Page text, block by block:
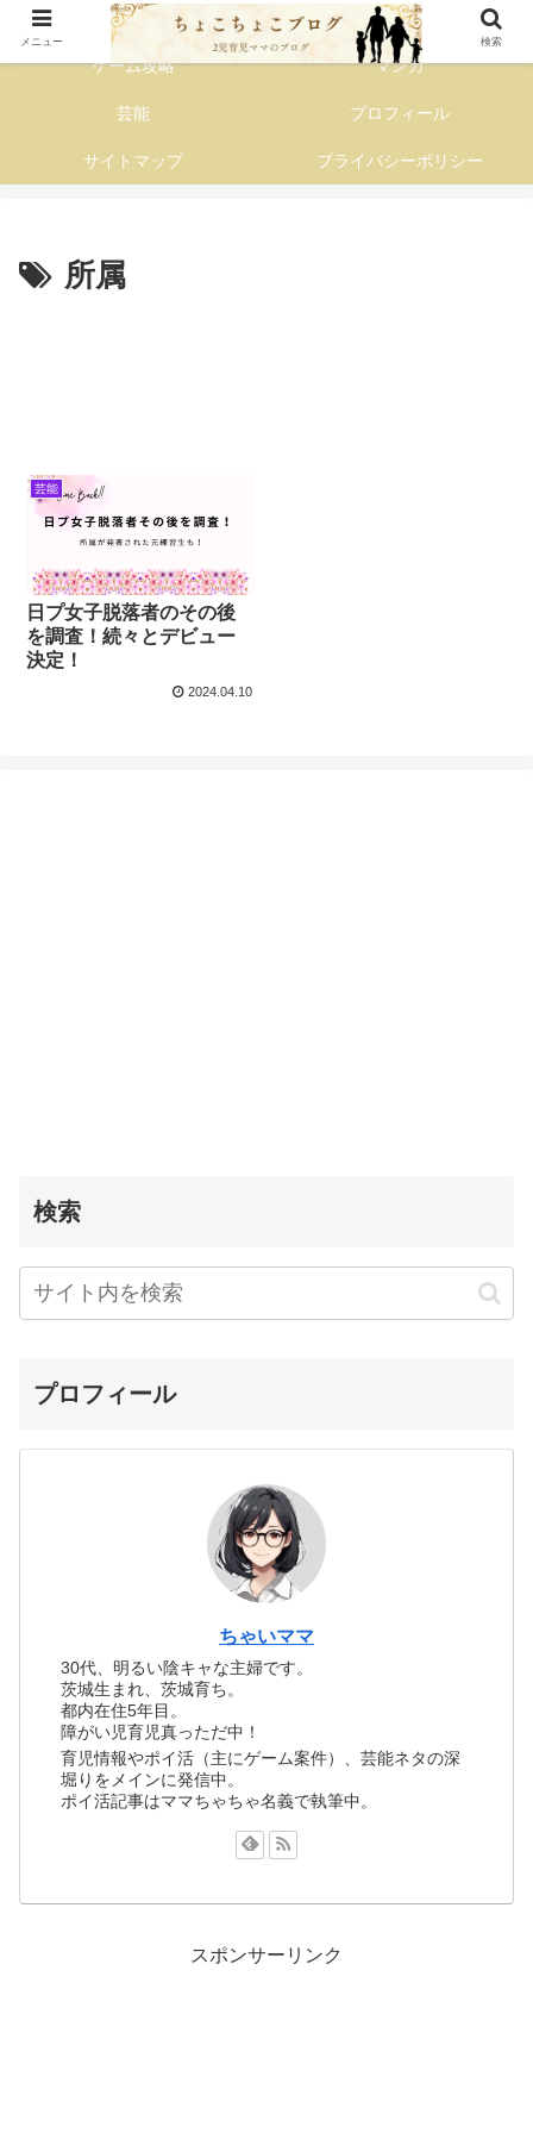
子育て主婦の情報発信ブログ
ゲーム攻略 マンガ
芸能 プロフィール
サイトマップ プライバシーポリシー
所属
芸能
日プ女子脱落者のその後
を調査！続々とデビュー
決定！
2024.04.10
検索
プロフィール
ちゃいママ
30代、明るい陰キャな主婦です。
茨城生まれ、茨城育ち。
都内在住5年目。
障がい児育児真っただ中！
育児情報やポイ活（主にゲーム案件）、芸能ネタの深
堀りをメインに発信中。
ポイ活記事はママちゃちゃ名義で執筆中。
スポンサーリンク
メニュー 検索